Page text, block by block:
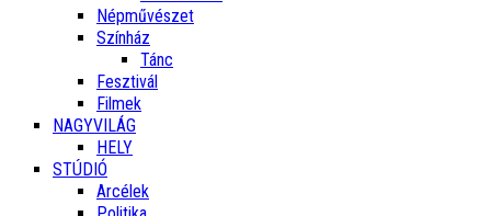
Népművészet
Színház
Tánc
Fesztivál
Filmek
NAGYVILÁG
HELY
STÚDIÓ
Arcélek